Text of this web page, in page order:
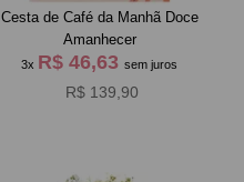
Cesta de Café da Manhã Doce
Amanhecer
3x R$ 46,63sem juros
R$ 139,90